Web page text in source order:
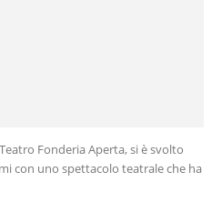
Fonderia Aperta, si è svolto
con uno spettacolo teatrale che ha